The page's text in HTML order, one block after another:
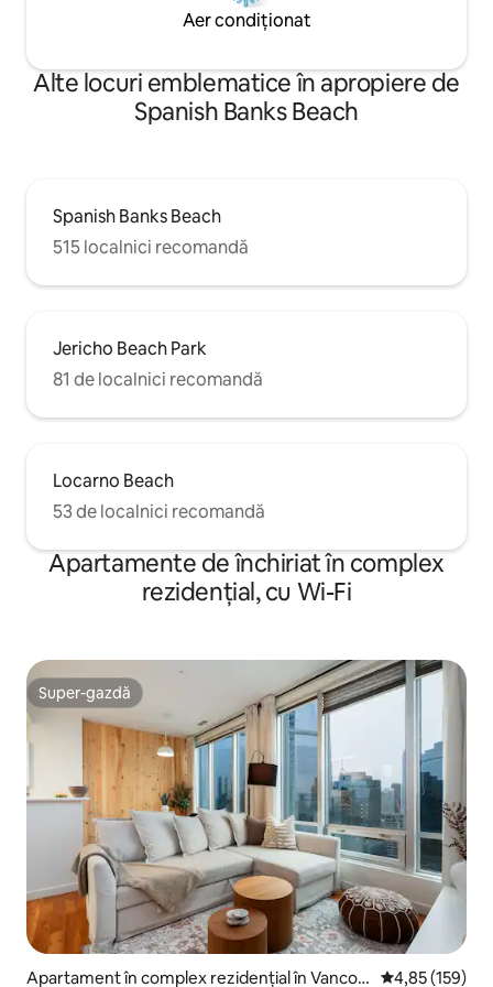
Aer condiționat
Alte locuri emblematice în apropiere de
Spanish Banks Beach
Spanish Banks Beach
515 localnici recomandă
Jericho Beach Park
81 de localnici recomandă
Locarno Beach
53 de localnici recomandă
Apartamente de închiriat în complex
rezidențial, cu Wi-Fi
Super-gazdă
Super-gazdă
Apartament în complex rezidențial în Vancou
Scor mediu de
4,85 (159)